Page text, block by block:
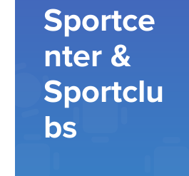
Sportce
nter &
Sportclu
bs